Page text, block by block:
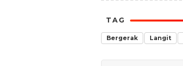
TAG
Bergerak Langit